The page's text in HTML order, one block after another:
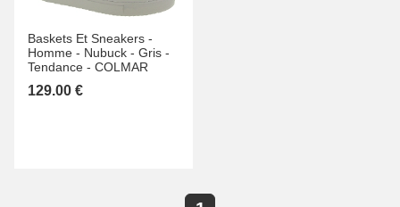
Baskets Et Sneakers -
Homme - Nubuck - Gris -
Tendance - COLMAR
129.00 €